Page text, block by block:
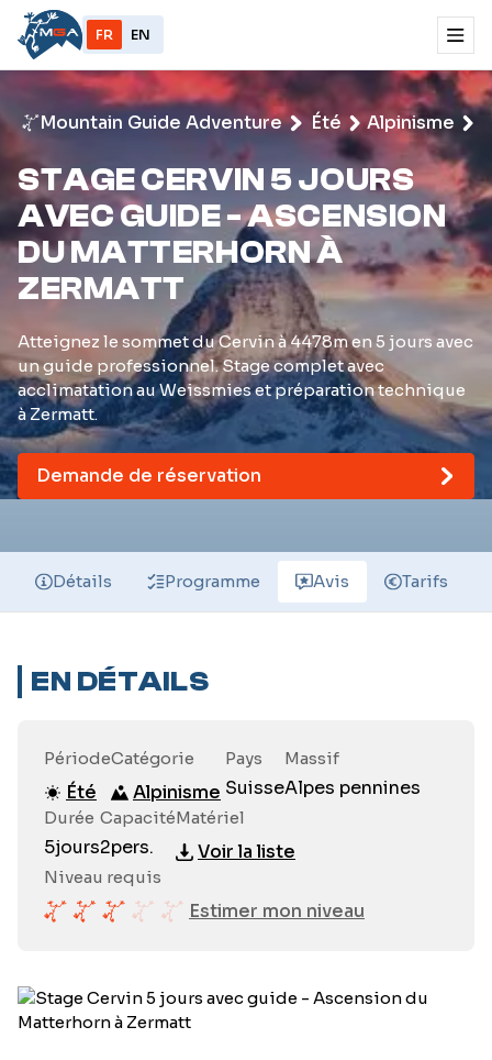
FR EN
Mountain Guide Adventure Été Alpinisme
à
STAGE CERVIN 5 JOURS
AVEC GUIDE - ASCENSION
DU MATTERHORN À
ZERMATT
Atteignez le sommet du Cervin à 4478m en 5 jours avec
un guide professionnel. Stage complet avec
acclimatation au Weissmies et préparation technique
à Zermatt.
Demande de réservation
Détails Programme Avis Tarifs
EN DÉTAILS
Période
Été
Catégorie
Alpinisme
Pays
Suisse
Massif
Alpes pennines
Durée
5jours
Capacité
2pers.
Matériel
Voir la liste
Niveau requis
Estimer mon niveau